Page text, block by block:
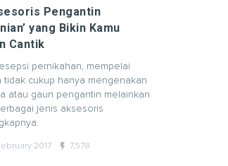
Pengantin
yang Bikin Kamu
Cantik
pernikahan, mempelai
tidak cukup hanya mengenakan
atau gaun pengantin melainkan
jenis aksesoris
2017 flash_on 7,578